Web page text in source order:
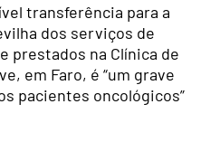
transferência para a
dos serviços de
prestados na Clínica de
em Faro, é “um grave
pacientes oncológicos”